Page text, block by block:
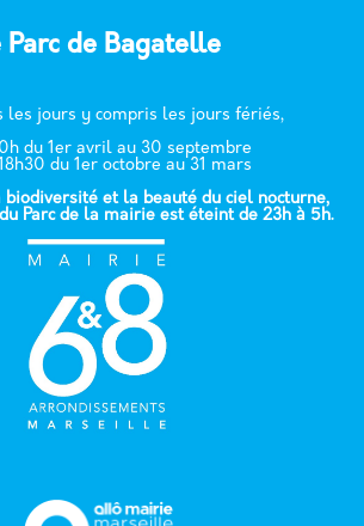
Parc de Bagatelle
les jours y compris les jours fériés,
du 1er avril au 30 septembre
du 1er octobre au 31 mars
biodiversité et la beauté du ciel nocturne,
Parc de la mairie est éteint de 23h à 5h.